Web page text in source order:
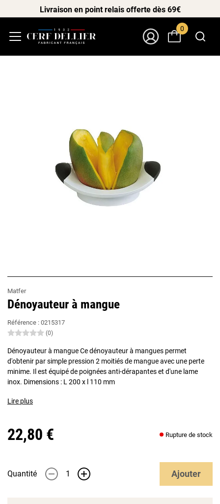
Livraison en point relais offerte dès 69€
0
Matfer
Dénoyauteur à mangue
Référence : 0215317
(0)
Dénoyauteur à mangue Ce dénoyauteur à mangues permet
d'obtenir par simple pression 2 moitiés de mangue avec une perte
minime. Il est équipé de poignées anti-dérapantes et d'une lame
inox. Dimensions : L 200 x l 110 mm
Lire plus
22,80 € Rupture de stock
Quantité - + Ajouter